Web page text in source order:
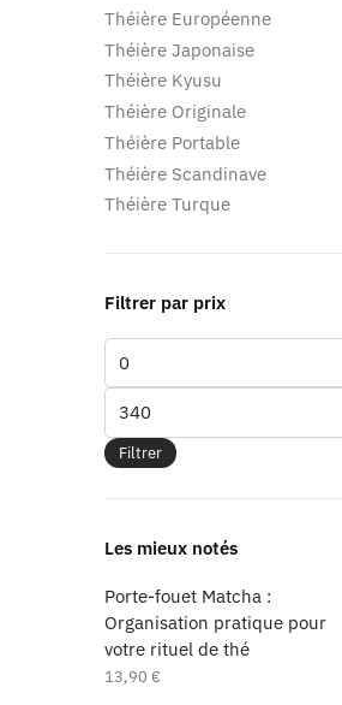
Théière Européenne
Théière Japonaise
Théière Kyusu
Théière Originale
Théière Portable
Théière Scandinave
Théière Turque
Filtrer par prix
Filtrer
Les mieux notés
Porte-fouet Matcha :
Organisation pratique pour
votre rituel de thé
13,90 €